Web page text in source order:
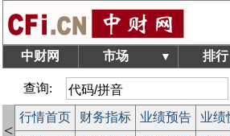
中财网 市场 ▼ 排行
查询:
<
行情首页 财务指标 业绩预告 业绩